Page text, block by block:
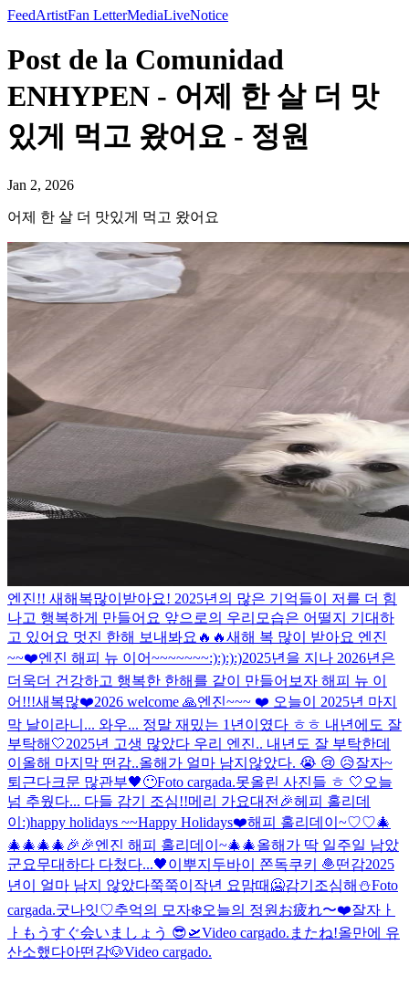
FeedArtistFan LetterMediaLiveNotice
Post de la Comunidad
ENHYPEN - 어제 한 살 더 맛
있게 먹고 왔어요 - 정원
Jan 2, 2026
어제 한 살 더 맛있게 먹고 왔어요
엔진!! 새해복많이받아요! 2025년의 많은 기억들이 저를 더 힘
나고 행복하게 만들어요 앞으로의 우리모습은 어떨지 기대하
고 있어요 멋진 한해 보내봐요🔥🔥새해 복 많이 받아요 엔진
~~❤️엔진 해피 뉴 이어~~~~~~~:):):):)2025년을 지나 2026년은
더욱더 건강하고 행복한 한해를 같이 만들어보자 해피 뉴 이
어!!!새복많❤️2026 welcome 🙏엔진~~~ ❤️ 오늘이 2025년 마지
막 날이라니... 와우... 정말 재밌는 1년이였다 ㅎㅎ 내년에도 잘
부탁해🤍2025년 고생 많았다 우리 엔진.. 내년도 잘 부탁한데
이 올해 마지막 떤감..올해가 얼마 남지않았다. 😭 😢 😥잘자~
퇴근다크문 많관부🖤😶Foto cargada.못올린 사진들 ㅎ 🤍 오늘
넘 추웠다... 다들 감기 조심!!메리 가요대전🎉헤피 홀리데
이:)happy holidays ~~Happy Holidays❤️해피 홀리데이~♡♡🎄
🎄🎄🎄🎄🎉🎉엔진 해피 홀리데이~🎄🎄올해가 딱 일주일 남았
군요무대하다 다첬다...🖤이뿌지 두바이 쫀독쿠키 🧆떤감2025
년이 얼마 남지 않았다쭉쭉이 작년 요맘때 🥶감기조심해⛄️Foto
cargada.굿나잇♡추억의 모자❄️오늘의 정원 お疲れ〜❤️잘자ㅏ
ㅏ もうすぐ会いましょう 😎🛫Video cargado. またね!올만에 유
산소했다아떤감🐶Video cargado.